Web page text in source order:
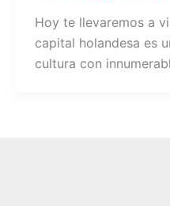
Hoy te llevaremos a
capital holandesa es
cultura con